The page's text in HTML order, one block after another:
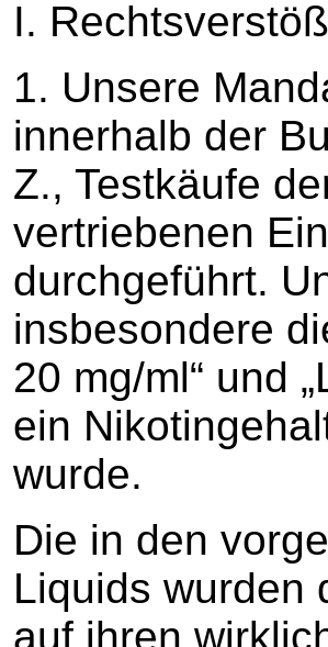
I.
1. Unsere
innerhalb der
Z., Testkäufe
vertriebenen
durchgeführt.
insbesondere
20 mg/ml“ und
ein
wurde.
Die in den
Liquids wurden
auf ihren